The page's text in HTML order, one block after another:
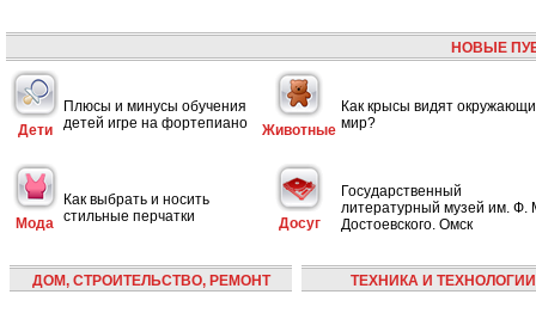
НОВЫЕ
Дети
Плюсы и минусы обучения
детей игре на фортепиано
Животные
Как крысы видят
мир?
Мода
Как выбрать и носить
стильные перчатки
Досуг
Государственный
литературный музей им. Ф.
Достоевского. Омск
ДОМ, СТРОИТЕЛЬСТВО, РЕМОНТ ТЕХНИКА И ТЕХНОЛОГИИ